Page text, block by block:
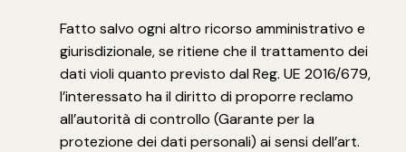
Fatto salvo ogni altro ricorso amministrativo e
giurisdizionale, se ritiene che il trattamento dei
dati violi quanto previsto dal Reg. UE 2016/679,
l’interessato ha il diritto di proporre reclamo
all’autorità di controllo (Garante per la
protezione dei dati personali) ai sensi dell’art.